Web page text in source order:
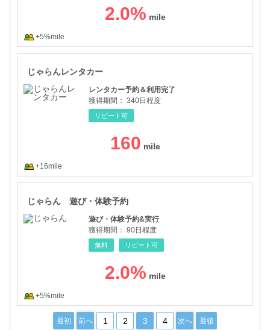
2.0%
+5%mile
じゃらんレンタカー
レンタカー予約＆利用完了
獲得期間： 340日程度
リピート可
160
+16mile
じゃらん 遊び・体験予約
遊び・体験予約&実行
獲得期間： 90日程度
無料 リピート可
2.0%
+5%mile
最初 前へ 1 2 3 4 次へ 最後